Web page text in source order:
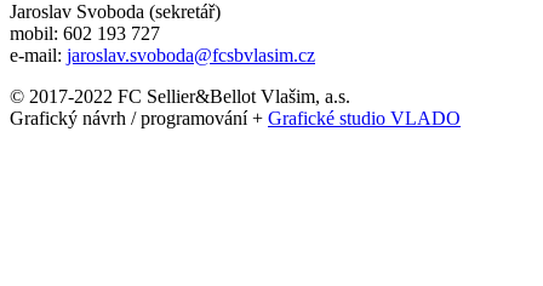
Jaroslav Svoboda (sekretář)
mobil: 602 193 727
e-mail: jaroslav.svoboda@fcsbvlasim.cz
© 2017-2022 FC Sellier&Bellot Vlašim, a.s.
Grafický návrh / programování + Grafické studio VLADO